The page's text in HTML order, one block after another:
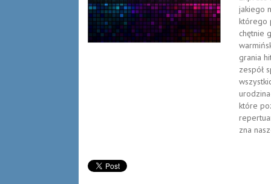
jakiego
którego
chętnie
grania
zespół
które
zna